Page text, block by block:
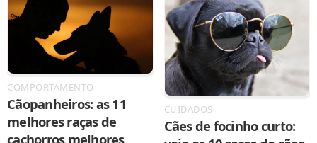
COMPORTAMENTO
Cãopanheiros: as 11
melhores raças de
cachorros melhores
CUIDADOS
Cães de focinho curto: